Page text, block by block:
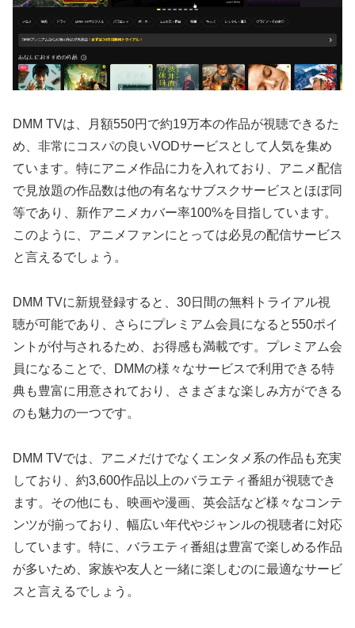
DMM TVは、月額550円で約19万本の作品が視聴できるた
め、非常にコスパの良いVODサービスとして人気を集め
ています。特にアニメ作品に力を入れており、アニメ配信
で見放題の作品数は他の有名なサブスクサービスとほぼ同
等であり、新作アニメカバー率100%を目指しています。
このように、アニメファンにとっては必見の配信サービス
と言えるでしょう。
DMM TVに新規登録すると、30日間の無料トライアル視
聴が可能であり、さらにプレミアム会員になると550ポイ
ントが付与されるため、お得感も満載です。プレミアム会
員になることで、DMMの様々なサービスで利用できる特
典も豊富に用意されており、さまざまな楽しみ方ができる
のも魅力の一つです。
DMM TVでは、アニメだけでなくエンタメ系の作品も充実
しており、約3,600作品以上のバラエティ番組が視聴でき
ます。その他にも、映画や漫画、英会話など様々なコンテ
ンツが揃っており、幅広い年代やジャンルの視聴者に対応
しています。特に、バラエティ番組は豊富で楽しめる作品
が多いため、家族や友人と一緒に楽しむのに最適なサービ
スと言えるでしょう。